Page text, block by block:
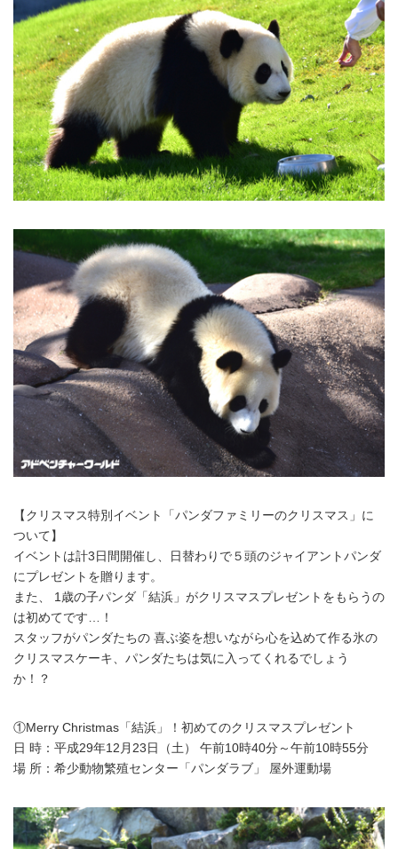
【クリスマス特別イベント「パンダファミリーのクリスマス」に
ついて】
イベントは計3日間開催し、日替わりで５頭のジャイアントパンダ
にプレゼントを贈ります。
また、 1歳の子パンダ「結浜」がクリスマスプレゼントをもらうの
は初めてです…！
スタッフがパンダたちの 喜ぶ姿を想いながら心を込めて作る氷の
クリスマスケーキ、パンダたちは気に入ってくれるでしょう
か！？
①Merry Christmas「結浜」！初めてのクリスマスプレゼント
日 時：平成29年12月23日（土） 午前10時40分～午前10時55分
場 所：希少動物繁殖センター「パンダラブ」 屋外運動場